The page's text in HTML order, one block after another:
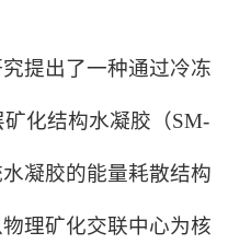
提出了一种通过冷冻
化结构水凝胶（SM-
凝胶的能量耗散结构
理矿化交联中心为核